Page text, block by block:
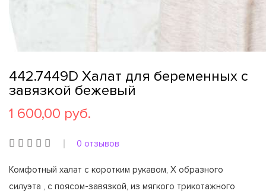
442.7449D Халат для беременных с
завязкой бежевый
1 600,00 руб.
0 отзывов
Комфотный халат с коротким рукавом, Х образного
силуэта , с поясом-завязкой, из мягкого трикотажного